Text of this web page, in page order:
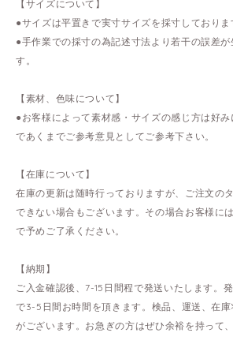
【サイズについて】
●サイズは平置きで実寸サイズを採寸しておりま
●手作業での採寸の為記述寸法より若干の誤差が
す。
【素材、色味について】
●お客様によって素材感・サイズの感じ方は好
であくまでご参考意見としてご参考下さい。
【在庫について】
在庫の更新は随時行っておりますが、ご注文の
できない場合もございます。その場合お客様に
で予めご了承ください。
【納期】
ご入金確認後、7-15日間程で発送いたします。
で3-5日間お時間を頂きます。検品、運送、在
がございます。お急ぎの方はぜひ余裕を持って